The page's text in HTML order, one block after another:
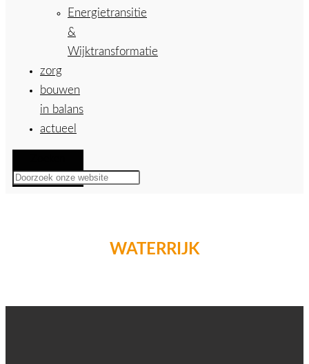
Energietransitie
&
Wijktransformatie
zorg
bouwen
in balans
actueel
WATERRIJK